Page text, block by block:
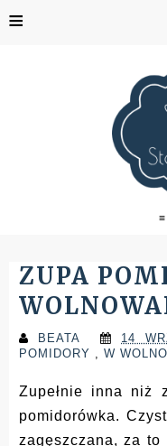
≡
≡
ZUPA
BEATA 14
POMIDORY , W
Zupełnie inna niż
pomidorówka.
zagęszczana, za